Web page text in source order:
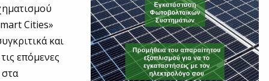
Cities»
και
επόμενες